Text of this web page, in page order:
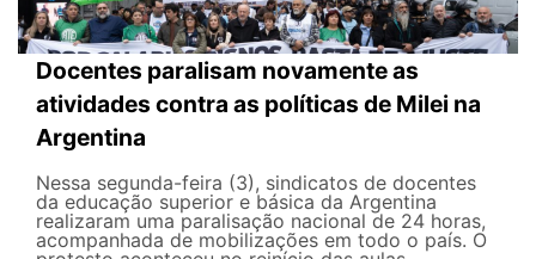
Docentes paralisam novamente as
atividades contra as políticas de Milei na
Argentina
Nessa segunda-feira (3), sindicatos de docentes
da educação superior e básica da Argentina
realizaram uma paralisação nacional de 24 horas,
acompanhada de mobilizações em todo o país. O